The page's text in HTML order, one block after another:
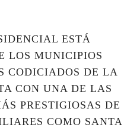
ESTÁ
LOS MUNICIPIOS
CODICIADOS DE LA
CON UNA DE LAS
PRESTIGIOSAS DE
COMO SANTA